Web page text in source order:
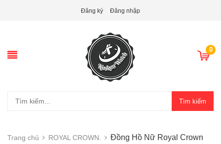
Đăng ký Đăng nhập
0
Tìm kiếm
Trang chủ ROYAL CROWN.
Đồng Hồ Nữ Royal Crown